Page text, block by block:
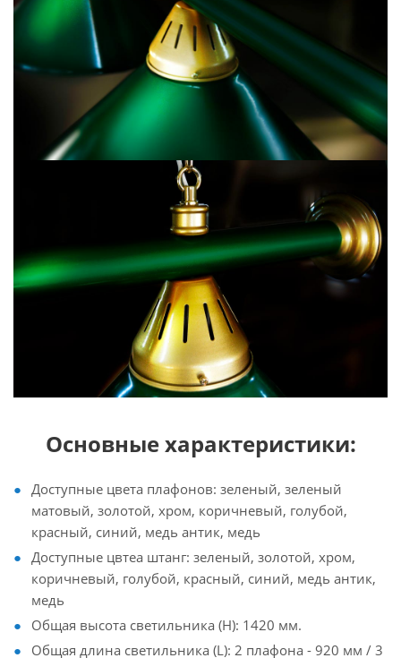
Основные характеристики:
Доступные цвета плафонов: зеленый, зеленый
матовый, золотой, хром, коричневый, голубой,
красный, синий, медь антик, медь
Доступные цвтеа штанг: зеленый, золотой, хром,
коричневый, голубой, красный, синий, медь антик,
медь
Общая высота светильника (Н): 1420 мм.
Общая длина светильника (L): 2 плафона - 920 мм / 3